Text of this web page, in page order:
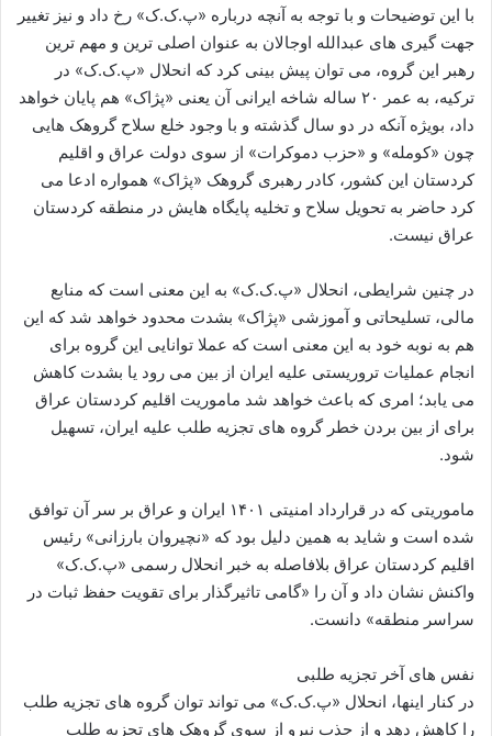
با این توضیحات و با توجه به آنچه درباره «پ.ک.ک» رخ داد و نیز تغییر
جهت گیری های عبدالله اوجالان به عنوان اصلی ترین و مهم ترین
رهبر این گروه، می توان پیش بینی کرد که انحلال «پ.ک.ک» در
ترکیه، به عمر ۲۰ ساله شاخه ایرانی آن یعنی «پژاک» هم پایان خواهد
داد، بویژه آنکه در دو سال گذشته و با وجود خلع سلاح گروهک هایی
چون «کومله» و «حزب دموکرات» از سوی دولت عراق و اقلیم
کردستان این کشور، کادر رهبری گروهک «پژاک» همواره ادعا می
کرد حاضر به تحویل سلاح و تخلیه پایگاه هایش در منطقه کردستان
عراق نیست.
در چنین شرایطی، انحلال «پ.ک.ک» به این معنی است که منابع
مالی، تسلیحاتی و آموزشی «پژاک» بشدت محدود خواهد شد که این
هم به نوبه خود به این معنی است که عملا توانایی این گروه برای
انجام عملیات تروریستی علیه ایران از بین می رود یا بشدت کاهش
می یابد؛ امری که باعث خواهد شد ماموریت اقلیم کردستان عراق
برای از بین بردن خطر گروه های تجزیه طلب علیه ایران، تسهیل
شود.
ماموریتی که در قرارداد امنیتی ۱۴۰۱ ایران و عراق بر سر آن توافق
شده است و شاید به همین دلیل بود که «نچیروان بارزانی» رئیس
اقلیم کردستان عراق بلافاصله به خبر انحلال رسمی «پ.ک.ک»
واکنش نشان داد و آن را «گامی تاثیرگذار برای تقویت حفظ ثبات در
سراسر منطقه» دانست.
نفس های آخر تجزیه طلبی
در کنار اینها، انحلال «پ.ک.ک» می تواند توان گروه های تجزیه طلب
را کاهش دهد و از جذب نیرو از سوی گروهک های تجزیه طلب